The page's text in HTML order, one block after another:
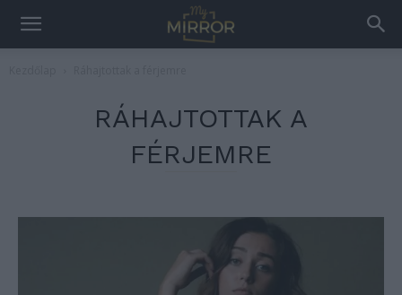
RÁHAJTOTTAK A
FÉRJEMRE